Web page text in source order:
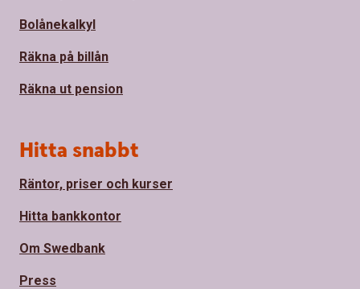
Bolånekalkyl
Räkna på billån
Räkna ut pension
Hitta snabbt
Räntor, priser och kurser
Hitta bankkontor
Om Swedbank
Press